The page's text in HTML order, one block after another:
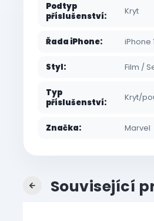
Podtyp
příslušenství: Kryt
Řada iPhone: iPhone
Styl: Film /
Typ
příslušenství: Kryt/
Značka: Marvel
Související
Previous